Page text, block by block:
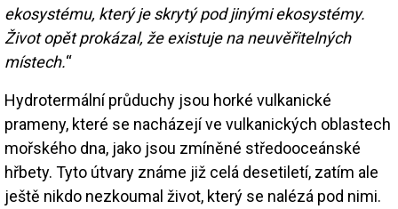
ekosystému, který je skrytý pod jinými ekosystémy.
Život opět prokázal, že existuje na neuvěřitelných
místech.“
Hydrotermální průduchy jsou horké vulkanické
prameny, které se nacházejí ve vulkanických oblastech
mořského dna, jako jsou zmíněné středooceánské
hřbety. Tyto útvary známe již celá desetiletí, zatím ale
ještě nikdo nezkoumal život, který se nalézá pod nimi.